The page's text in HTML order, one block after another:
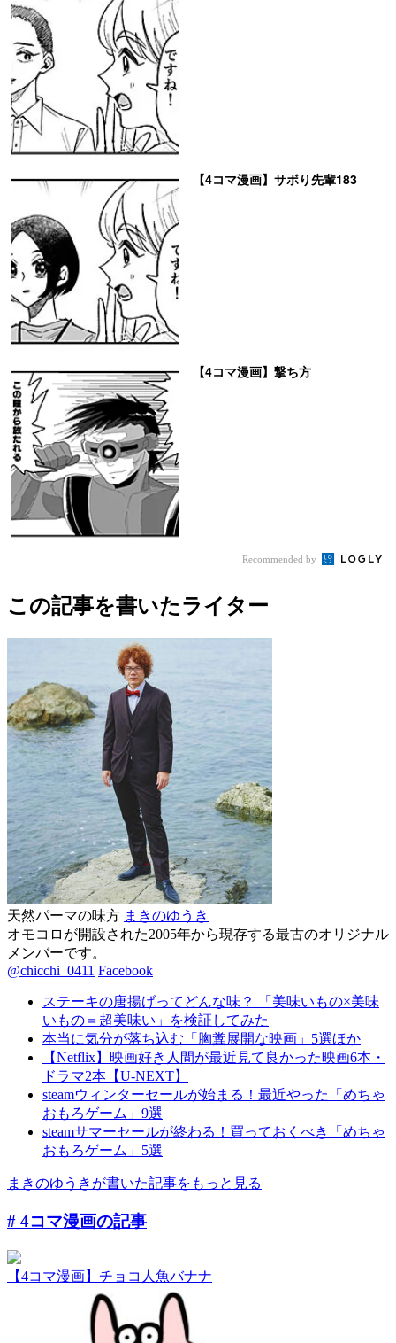
【4コマ漫画】サボり先輩183
【4コマ漫画】撃ち方
Recommended by
この記事を書いたライター
天然パーマの味方 まきのゆうき
オモコロが開設された2005年から現存する最古のオリジナル
メンバーです。
@chicchi_0411 Facebook
ステーキの唐揚げってどんな味？ 「美味いもの×美味
いもの＝超美味い」を検証してみた
本当に気分が落ち込む「胸糞展開な映画」5選ほか
【Netflix】映画好き人間が最近見て良かった映画6本・
ドラマ2本【U-NEXT】
steamウィンターセールが始まる！最近やった「めちゃ
おもろゲーム」9選
steamサマーセールが終わる！買っておくべき「めちゃ
おもろゲーム」5選
まきのゆうきが書いた記事をもっと見る
# 4コマ漫画の記事
【4コマ漫画】チョコ人魚バナナ